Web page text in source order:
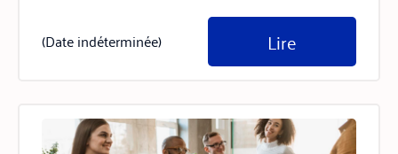
(Date indéterminée) Lire